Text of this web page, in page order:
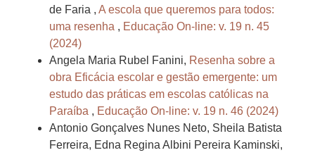
de Faria , A escola que queremos para todos:
uma resenha , Educação On-line: v. 19 n. 45
(2024)
Angela Maria Rubel Fanini, Resenha sobre a
obra Eficácia escolar e gestão emergente: um
estudo das práticas em escolas católicas na
Paraíba , Educação On-line: v. 19 n. 46 (2024)
Antonio Gonçalves Nunes Neto, Sheila Batista
Ferreira, Edna Regina Albini Pereira Kaminski,